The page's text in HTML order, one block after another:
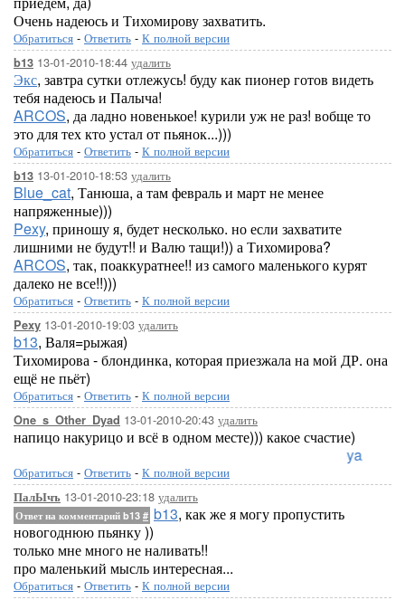
Очень надеюсь и Тихомирову захватить.
Обратиться - Ответить - К полной версии
b13 13-01-2010-18:44 удалить
Экс, завтра сутки отлежусь! буду как пионер готов видеть
тебя надеюсь и Палыча!
ARCOS, да ладно новенькое! курили уж не раз! вобще то
это для тех кто устал от пьянок...)))
Обратиться - Ответить - К полной версии
b13 13-01-2010-18:53 удалить
Blue_cat, Танюша, а там февраль и март не менее
напряженные)))
Pexy, приношу я, будет несколько. но если захватите
лишними не будут!! и Валю тащи!)) а Тихомирова?
ARCOS, так, поаккуратнее!! из самого маленького курят
далеко не все!!)))
Обратиться - Ответить - К полной версии
Pexy 13-01-2010-19:03 удалить
b13, Валя=рыжая)
Тихомирова - блондинка, которая приезжала на мой ДР. она
ещё не пьёт)
Обратиться - Ответить - К полной версии
One_s_Other_Dyad 13-01-2010-20:43 удалить
напицо накурицо и всё в одном месте))) какое счастие)
Loreleya
Обратиться - Ответить - К полной версии
ПалЫчъ 13-01-2010-23:18 удалить
Ответ на комментарий b13 # b13, как же я могу пропустить
новогоднюю пьянку ))
только мне много не наливать!!
про маленький мысль интересная...
Обратиться - Ответить - К полной версии